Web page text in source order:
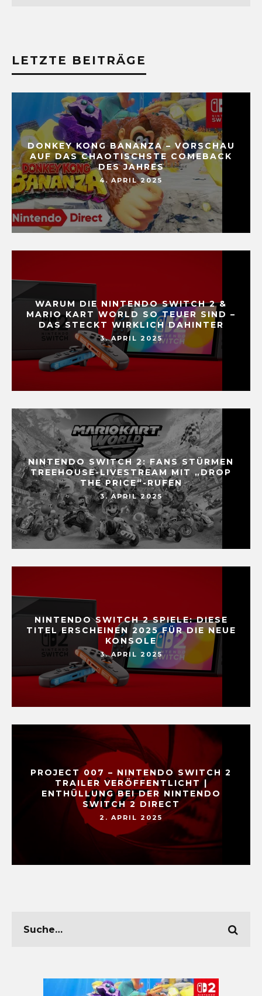
LETZTE BEITRÄGE
DONKEY KONG BANANZA – VORSCHAU
AUF DAS CHAOTISCHSTE COMEBACK
DES JAHRES
4. APRIL 2025
WARUM DIE NINTENDO SWITCH 2 &
MARIO KART WORLD SO TEUER SIND –
DAS STECKT WIRKLICH DAHINTER
3. APRIL 2025
NINTENDO SWITCH 2: FANS STÜRMEN
TREEHOUSE-LIVESTREAM MIT „DROP
THE PRICE“-RUFEN
3. APRIL 2025
NINTENDO SWITCH 2 SPIELE: DIESE
TITEL ERSCHEINEN 2025 FÜR DIE NEUE
KONSOLE
3. APRIL 2025
PROJECT 007 – NINTENDO SWITCH 2
TRAILER VERÖFFENTLICHT |
ENTHÜLLUNG BEI DER NINTENDO
SWITCH 2 DIRECT
2. APRIL 2025